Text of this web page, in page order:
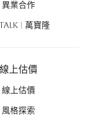
異業合作
| 萬寶隆
線上估價
線上估價
風格探索